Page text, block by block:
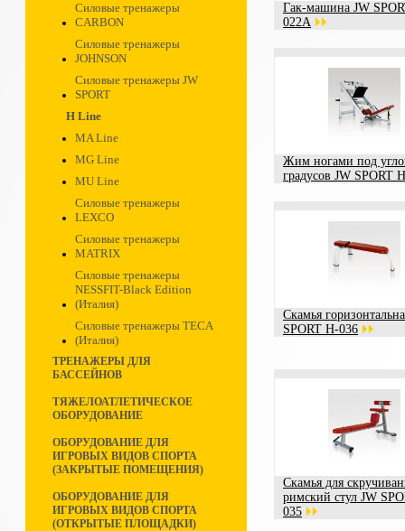
Силовые тренажеры
CARBON
Силовые тренажеры
JOHNSON
Силовые тренажеры JW
SPORT
H Line
MA Line
MG Line
MU Line
Силовые тренажеры
LEXCO
Силовые тренажеры
MATRIX
Силовые тренажеры
NESSFIT-Black Edition
(Италия)
Силовые тренажеры TECA
(Италия)
ТРЕНАЖЕРЫ ДЛЯ
БАССЕЙНОВ
ТЯЖЕЛОАТЛЕТИЧЕСКОЕ
ОБОРУДОВАНИЕ
ОБОРУДОВАНИЕ ДЛЯ
ИГРОВЫХ ВИДОВ СПОРТА
(ЗАКРЫТЫЕ ПОМЕЩЕНИЯ)
ОБОРУДОВАНИЕ ДЛЯ
ИГРОВЫХ ВИДОВ СПОРТА
(ОТКРЫТЫЕ ПЛОЩАДКИ)
Гак-машина JW
022A
Жим ногами под
градусов JW SPORT
Скамья
SPORT H-036
Скамья для
римский стул JW
035